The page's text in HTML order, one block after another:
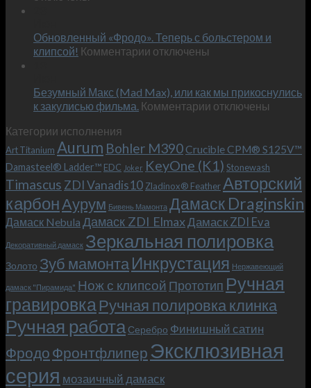
–
и
KeyOne
Обновленный «Фродо». Теперь с больстером и
клипсой! Комментарии к
«Фродо».
Теперь
и
клипсой!
отключены
Безумный Макс (Mad Max), или как мы прикоснулись
к закулисью фильма. Комментарии к
Макс
(Mad
Max),
или
как
мы
прикоснулись
к
фильма.
отключены
Категории исполнения
Art Titanium Aurum Bohler M390Crucible CPM® S125V™
Damasteel® Ladder™ EDC Joker KeyOne (K1) Stonewash
Timascus ZDI Vanadis10 Zladinox® FeatherАвторский
карбонАурум Бивень Мамонта Дамаск Draginskin
Дамаск Nebula Дамаск ZDI ElmaxДамаск ZDI Eva
Декоративный дамаск Зеркальная полировка
Золото Зуб мамонтаИнкрустация Нержавеющий
дамаск "Пирамида" Нож с клипсой Прототип Ручная
гравировкаРучная полировка клинка
Ручная работа Серебро Финишный сатин
Фродо Фронтфлипер Эксклюзивная
серия мозаичный дамаск